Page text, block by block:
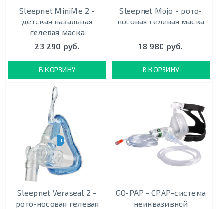
Sleepnet MiniMe 2 -
детская назальная
гелевая маска
23 290 руб.
В КОРЗИНУ
Sleepnet Mojo - рото-
носовая гелевая маска
18 980 руб.
В КОРЗИНУ
CPAP-BPAP-НВЛ
Sleepnet Veraseal 2 –
рото-носовая гелевая
GO-PAP - СРАР-система
неинвазивной